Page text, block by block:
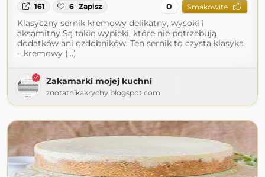
161 6 Zapisz 0 Smakowite
Klasyczny sernik kremowy delikatny, wysoki i
aksamitny Są takie wypieki, które nie potrzebują
dodatków ani ozdobników. Ten sernik to czysta klasyka
– kremowy (...)
Zakamarki mojej kuchni
znotatnikakrychy.blogspot.com